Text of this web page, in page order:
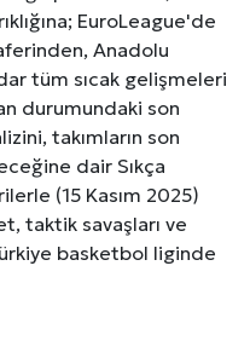
EuroLeague'de
Anadolu
tüm sıcak gelişmeleri
durumundaki son
takımların son
dair Sıkça
(15 Kasım 2025)
taktik savaşları ve
basketbol liginde